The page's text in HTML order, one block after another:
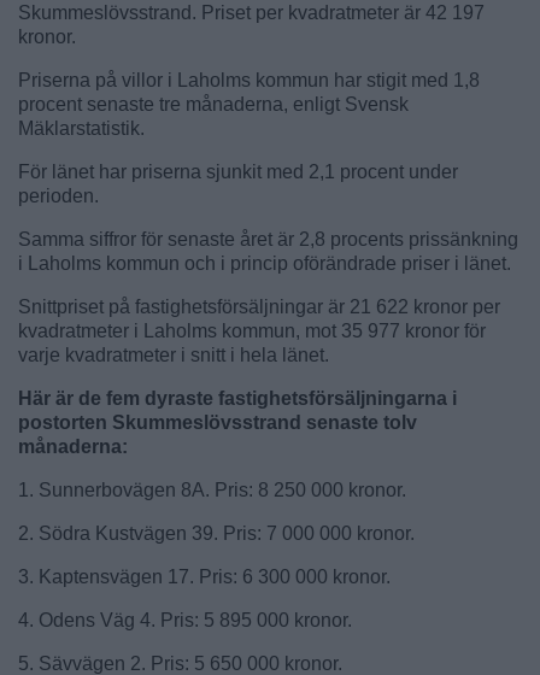
Skummeslövsstrand. Priset per kvadratmeter är 42 197
kronor.
Priserna på villor i Laholms kommun har stigit med 1,8
procent senaste tre månaderna, enligt Svensk
Mäklarstatistik.
För länet har priserna sjunkit med 2,1 procent under
perioden.
Samma siffror för senaste året är 2,8 procents prissänkning
i Laholms kommun och i princip oförändrade priser i länet.
Snittpriset på fastighetsförsäljningar är 21 622 kronor per
kvadratmeter i Laholms kommun, mot 35 977 kronor för
varje kvadratmeter i snitt i hela länet.
Här är de fem dyraste fastighetsförsäljningarna i
postorten Skummeslövsstrand senaste tolv
månaderna:
1. Sunnerbovägen 8A. Pris: 8 250 000 kronor.
2. Södra Kustvägen 39. Pris: 7 000 000 kronor.
3. Kaptensvägen 17. Pris: 6 300 000 kronor.
4. Odens Väg 4. Pris: 5 895 000 kronor.
5. Sävvägen 2. Pris: 5 650 000 kronor.